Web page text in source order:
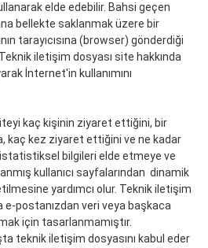
elde edebilir. Bahsi geçen
bellekte saklanmak üzere bir
tarayıcısına (browser) gönderdiği
iletişim dosyası site hakkında
İnternet'in kullanımını
kaç kişinin ziyaret ettiğini, bir
kaç kez ziyaret ettiğini ve ne kadar
istatistiksel bilgileri elde etmeye ve
kullanıcı sayfalarından dinamik
yardımcı olur. Teknik iletişim
e-postanızdan veri veya başkaca
için tasarlanmamıştır.
teknik iletişim dosyasını kabul eder